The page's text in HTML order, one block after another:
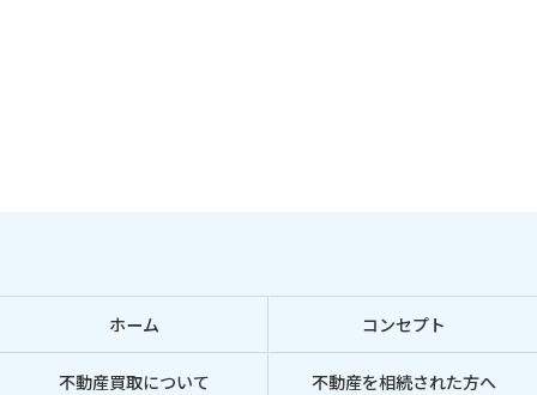
ホーム コンセプト
不動産買取について 不動産を相続された方へ